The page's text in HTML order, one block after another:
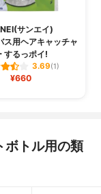
サンエイ)
ス用ヘアキャッチャ
するっポイ!
3.69(1)
¥660
ボトル用の類